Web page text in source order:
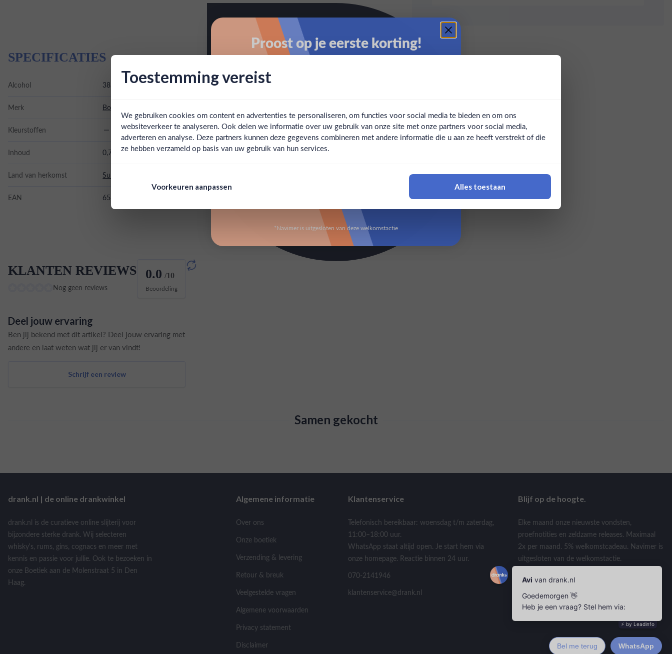
Ben jij 18 jaar of ouder?
SPECIFICATIES
Alcohol 38.00%
Merk Borgoe
Kleurstoffen
Inhoud 0,7L
Land van herkomst Suriname
EAN 658731202004
KLANTEN REVIEWS
Nog geen reviews
0.0 /10
Beoordeling
Deel jouw ervaring
Ben jij bekend met dit artikel? Deel jouw ervaring met
andere en laat weten wat jij er van vindt!
Schrijf een review
Samen gekocht
drank.nl | de online drankwinkel
drank.nl is de curatieve online slijterij voor
bijzondere sterke drank. Wij selecteren
whisky's, rums, gins, cognacs en meer met
kennis en passie voor jullie. Ook te bezoeken in
onze Boetiek aan de Molenstraat 5 in Den
Haag.
Algemene informatie
Over ons
Onze boetiek
Verzending & levering
Retour & breuk
Veelgestelde vragen
Algemene voorwaarden
Privacy statement
Disclaimer
Klantenservice
Telefonisch bereikbaar: woensdag t/m zaterdag,
11:00–18:00 uur.
WhatsApp staat altijd open. Je start hem via
onze homepage. Reactie binnen 24 uur.
070-2141946
klantenservice@drank.nl
Blijf op de hoogte.
Elke maand onze nieuwste vondsten,
proefnotities en zeldzame releases. Maximaal
2x per maand. 5% welkomstcadeau. Navimer is
uitgesloten van de welkomstactie.
Toestemming vereist
We gebruiken cookies om content en advertenties te personaliseren, om functies voor social media te bieden en om ons
websiteverkeer te analyseren. Ook delen we informatie over uw gebruik van onze site met onze partners voor social media,
adverteren en analyse. Deze partners kunnen deze gegevens combineren met andere informatie die u aan ze heeft verstrekt of die
ze hebben verzameld op basis van uw gebruik van hun services.
Voorkeuren aanpassen Alles toestaan
Proost op je eerste korting!
Claim mijn korting
*Navimer is uitgesloten van deze welkomstactie